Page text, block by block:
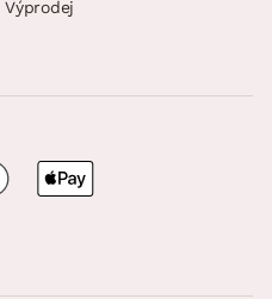
Výprodej